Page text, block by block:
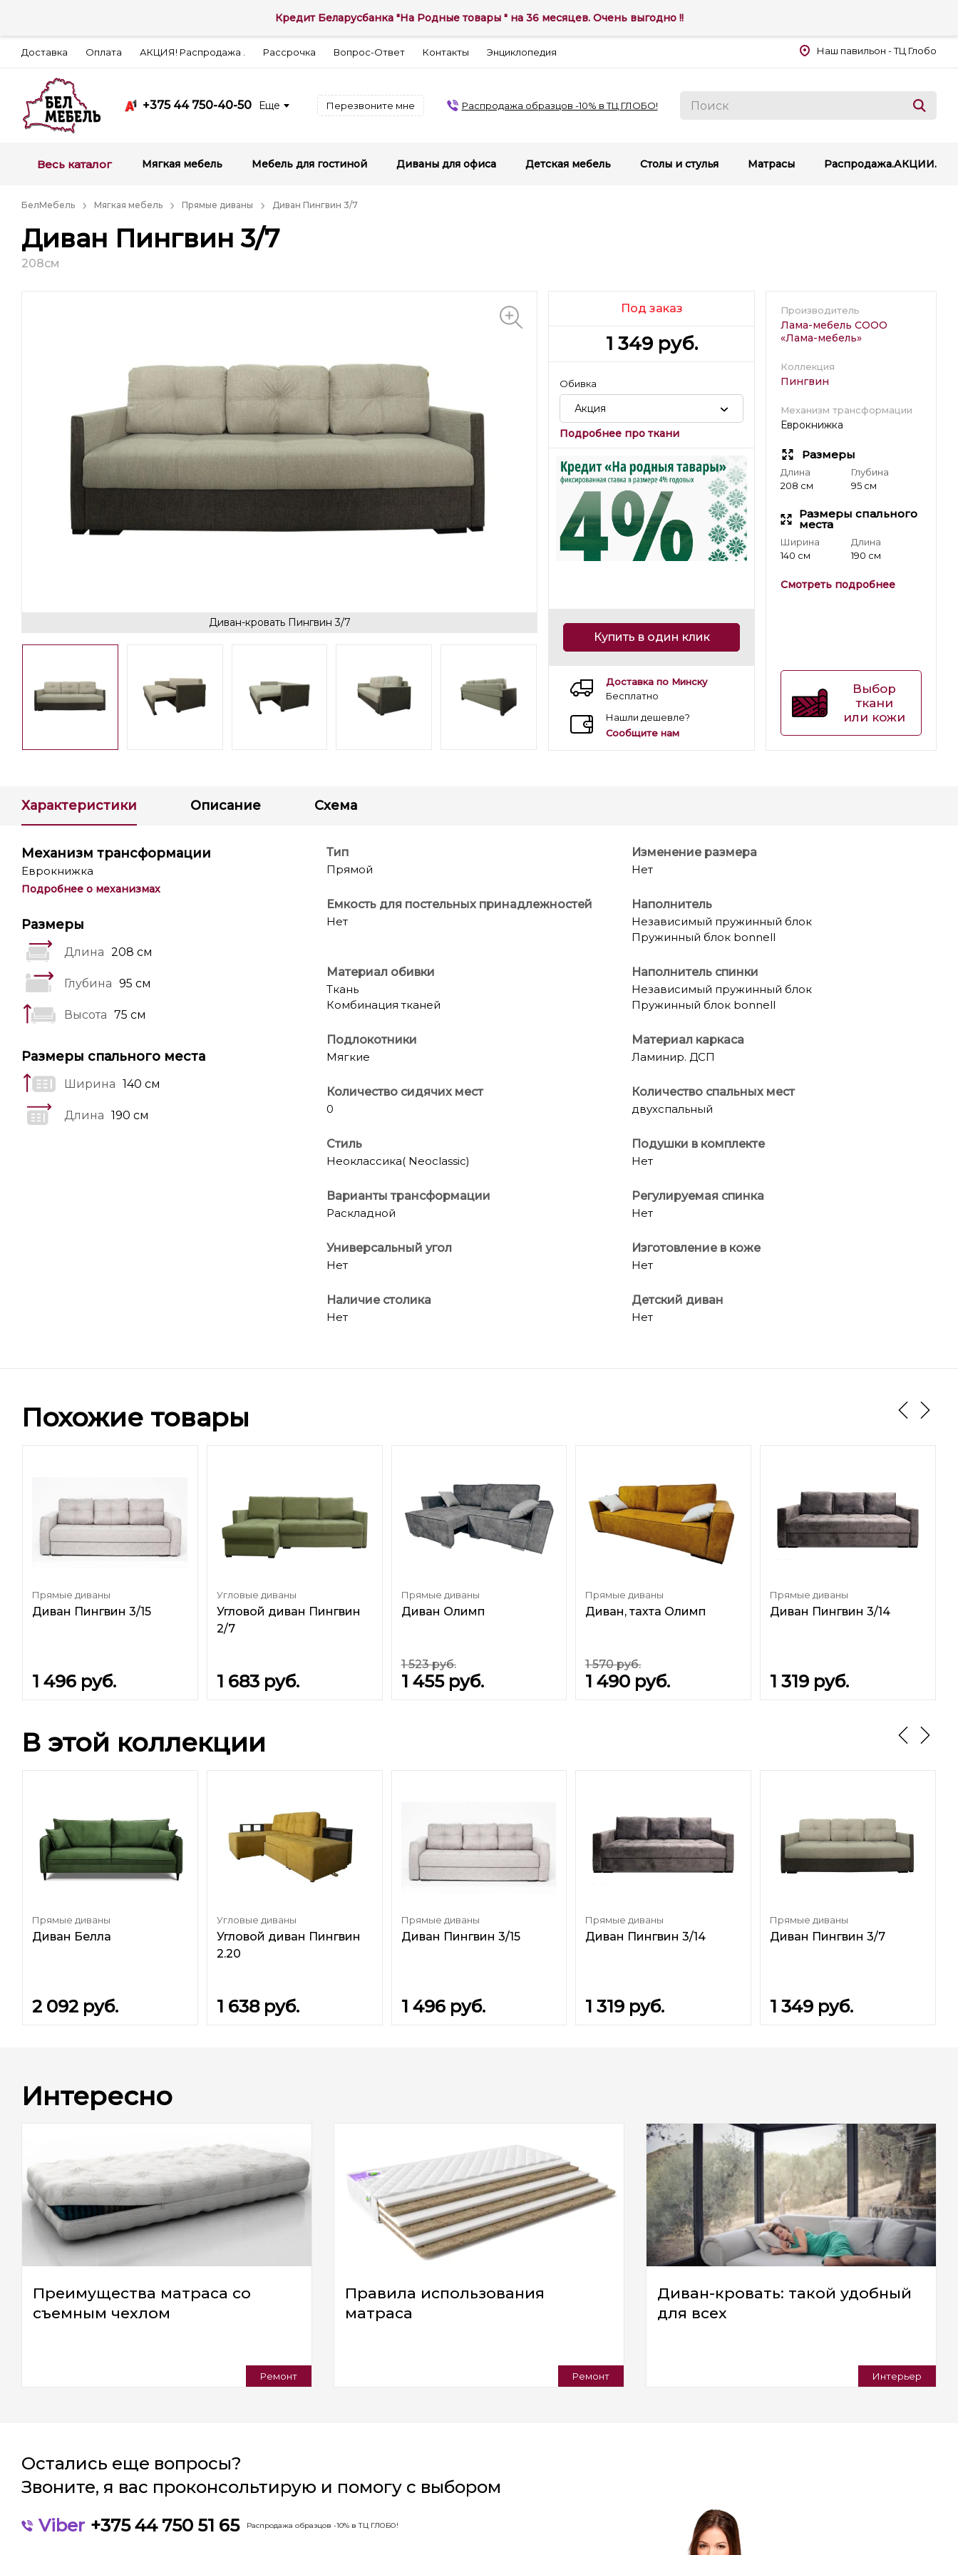
Доставка Оплата АКЦИЯ! Распродажа . Рассрочка Вопрос-Ответ Контакты Энциклопедия Наш павильон - ТЦ Глобо
+375 44 750-40-50 Еще Перезвоните мне Распродажа образцов -10% в ТЦ ГЛОБО!
Весь каталог Мягкая мебель Мебель для гостиной Диваны для офиса Детская мебель Столы и стулья Матрасы Распродажа.АКЦИИ.
БелМебель Мягкая мебель Прямые диваны Диван Пингвин 3/7
Диван Пингвин 3/7
208см
Диван-кровать Пингвин 3/7
Под заказ
1 349 руб.
Обивка
Акция
Подробнее про ткани
Купить в один клик
Доставка по Минску
Бесплатно
Нашли дешевле?
Сообщите нам
Производитель
Лама-мебель СООО
«Лама-мебель»
Коллекция
Пингвин
Механизм трансформации
Еврокнижка
Размеры
Длина
208 см
Глубина
95 см
Размеры спального
места
Ширина
140 см
Длина
190 см
Смотреть подробнее
Выбор
ткани
или кожи
Характеристики Описание Схема
Механизм трансформации
Еврокнижка
Подробнее о механизмах
Размеры
Длина 208 см
Глубина 95 см
Высота 75 см
Размеры спального места
Ширина 140 см
Длина 190 см
Тип
Прямой
Изменение размера
Нет
Емкость для постельных принадлежностей
Нет
Наполнитель
Независимый пружинный блок
Пружинный блок bonnell
Материал обивки
Ткань
Комбинация тканей
Наполнитель спинки
Независимый пружинный блок
Пружинный блок bonnell
Подлокотники
Мягкие
Материал каркаса
Ламинир. ДСП
Количество сидячих мест
0
Количество спальных мест
двухспальный
Стиль
Неоклассика( Neoclassic)
Подушки в комплекте
Нет
Варианты трансформации
Раскладной
Регулируемая спинка
Нет
Универсальный угол
Нет
Изготовление в коже
Нет
Наличие столика
Нет
Детский диван
Нет
Похожие товары
Прямые диваны
Диван Пингвин 3/15
1 496 руб.
Угловые диваны
Угловой диван Пингвин
2/7
1 683 руб.
Прямые диваны
Диван Олимп
1 523 руб.
1 455 руб.
Прямые диваны
Диван, тахта Олимп
1 570 руб.
1 490 руб.
Прямые диваны
Диван Пингвин 3/14
1 319 руб.
В этой коллекции
Прямые диваны
Диван Белла
2 092 руб.
Угловые диваны
Угловой диван Пингвин
2.20
1 638 руб.
Прямые диваны
Диван Пингвин 3/15
1 496 руб.
Прямые диваны
Диван Пингвин 3/14
1 319 руб.
Прямые диваны
Диван Пингвин 3/7
1 349 руб.
Интересно
Преимущества матраса со
съемным чехлом
Ремонт
Правила использования
матраса
Ремонт
Диван-кровать: такой удобный
для всех
Интерьер
Остались еще вопросы?
Звоните, я вас проконсольтирую и помогу с выбором
Viber +375 44 750 51 65 Распродажа образцов -10% в ТЦ ГЛОБО!
Кредит Беларусбанка "На Родные товары " на 36 месяцев. Очень выгодно !!